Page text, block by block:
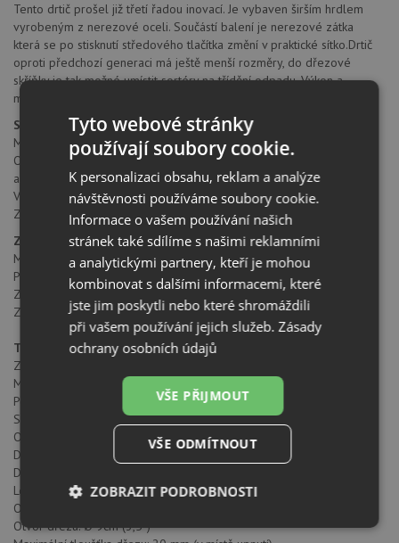
Tento drtič prošel již třetí řadou inovací. Je vybaven širším hrdlem
vyrobeným z nerezové oceli. Součástí balení je nerezové zátka
která se po stisknutí středového tlačítka změní v praktické sítko.Drtič
oproti předchozí generaci má ještě menší rozměry, do dřezové
skříňky je tak možné umístit sortéry na třídění odpadu. Výkon a
maximální drtící rychlost zůstaly samozřejmě zachovány.
Součásti balení:
Montážní návod
Odpadní koleno s přídavným vstupem na přepad / myčku vč. příruby
a šroubků
Vyjímatelná silikonová manžeta
Zátka z kvalitní nerezové oceli s funkcí sítka
Základní parametry:
Model: EcoMaster LCD EVO3
Použití: Drtič odpadu pro středně náročné komerční provozy
Záruka: 5 let
Záruka při využití v gastroprovozech: 2 roky
Technické parametry:
Způsob upevnění - instalace: Zavěšení hrdlem pod dřez
Materiál krytu - pláště: ABS plast
Povrchová úprava - barevné provedení: Bílý lak
Spouštěcí systém: Tlakový spínač, tlačítko
Objem komory: 1,43 l
Drtící segmenty: Nerezová ocel, zesílené lopatky
Drtící prstenec: 114 kruhových otvorů, výstupky
Ložiska: Bronzová, samomazná
Ochranná tlumící manžeta: Vyjímatelná, silikonová
Otvor dřezu: Ø 9cm (3,5“)
Tyto webové stránky
používají soubory cookie.
K personalizaci obsahu, reklam a analýze
návštěvnosti používáme soubory cookie.
Informace o vašem používání našich
stránek také sdílíme s našimi reklamními
a analytickými partnery, kteří je mohou
kombinovat s dalšími informacemi, které
jste jim poskytli nebo které shromáždili
při vašem používání jejich služeb.Zásady
ochrany osobních údajů
VŠE PŘIJMOUT
VŠE ODMÍTNOUT
ZOBRAZIT PODROBNOSTI
Nezbytně
Výkonové
Soubory